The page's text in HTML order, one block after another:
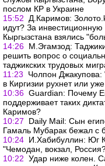
послом КР в Украине
15:52
Д.Каримов:
идут? За инвестиционную
Кыргызстана взялись
14:26 М.Эгамзод:
решить вопрос о
таджикских трудовых
11:23
Чолпон Джакупова:
в Киргизии рухнет или
10:36 Guardian: Почему
поддерживает таких
Каримов?
10:27
Daily Mail: Сын
Гамаль Мубарак бежал с
10:24 И.Хабибуллин: Юг
"Чемодан, вокзал,
10:22 Удар ниже колен.